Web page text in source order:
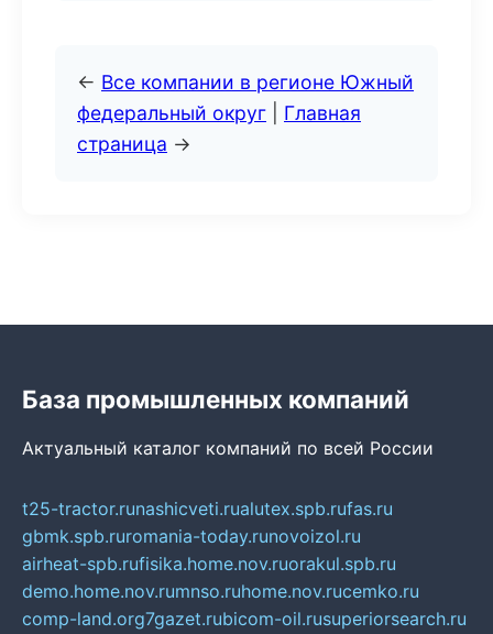
← Все компании в регионе Южный
федеральный округ
Главная
страница →
База промышленных компаний
Актуальный каталог компаний по всей России
t25-tractor.runashicveti.rualutex.spb.rufas.ru
gbmk.spb.ruromania-today.runovoizol.ru
airheat-spb.rufisika.home.nov.ruorakul.spb.ru
demo.home.nov.rumnso.ruhome.nov.rucemko.ru
comp-land.org7gazet.rubicom-oil.rusuperiorsearch.ru